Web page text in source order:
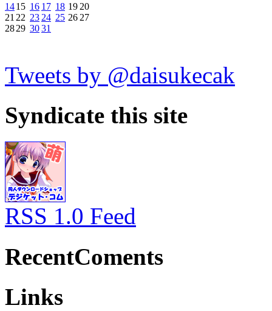
1415 16 17 18 19 20
21 22 23 24 25 26 27
2829 3031
Tweets by @daisukecak
Syndicate this site
RSS 1.0 Feed
RecentComents
Links